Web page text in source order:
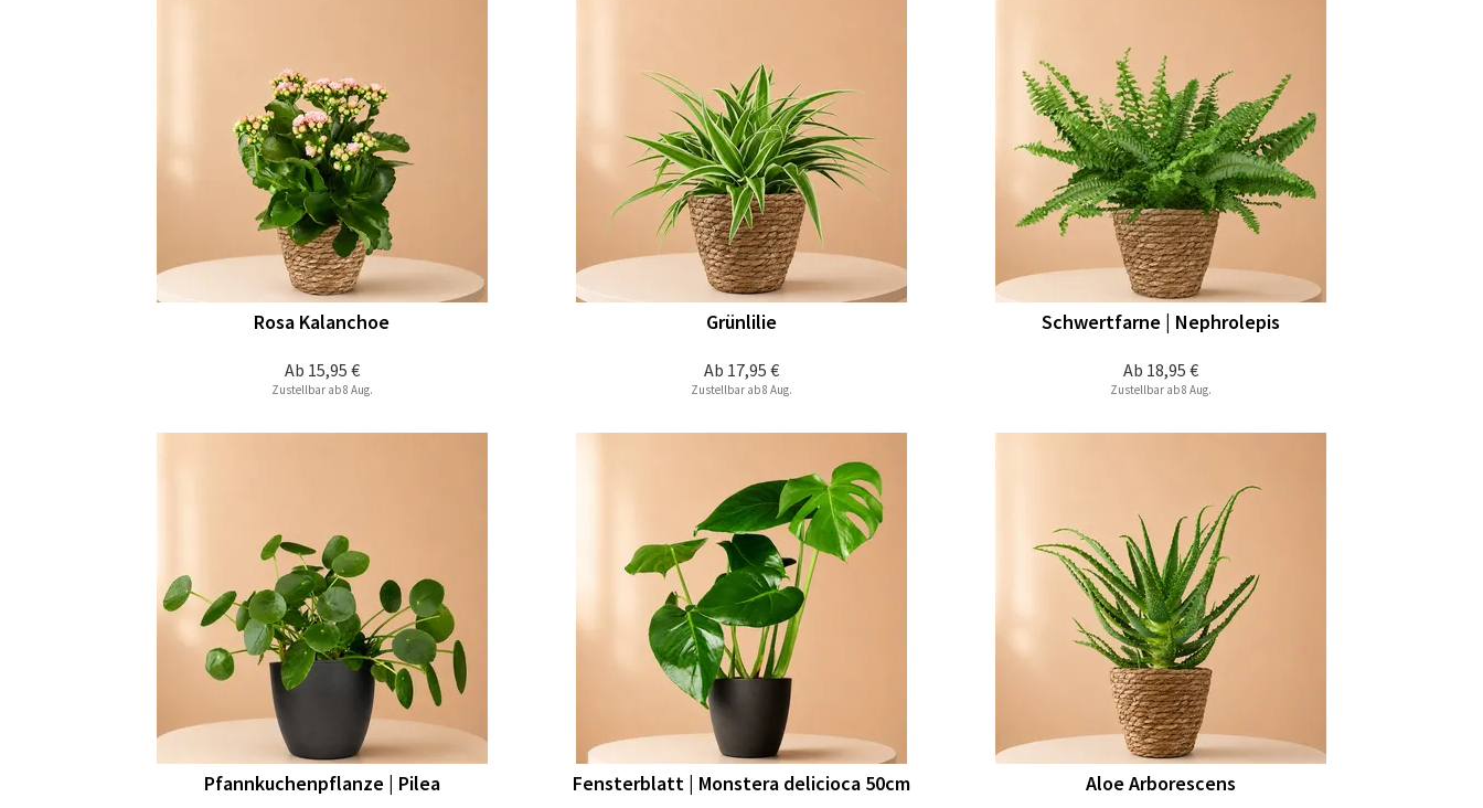
Ab 15,95 €
Rosa Kalanchoe
Zustellbar ab 8 Aug.
Ab 17,95 €
Grünlilie
Zustellbar ab 8 Aug.
Ab 18,95 €
Schwertfarne | Nephrolepis
Zustellbar ab 8 Aug.
Pfannkuchenpflanze | Pilea Fensterblatt | Monstera delicioca 50cm Aloe Arborescens